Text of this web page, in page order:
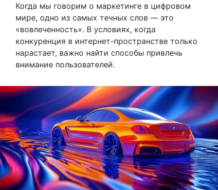
Когда мы говорим о маркетинге в цифровом
мире, одно из самых течных слов — это
«вовлеченность». В условиях, когда
конкуренция в интернет-пространстве только
нарастает, важно найти способы привлечь
внимание пользователей.